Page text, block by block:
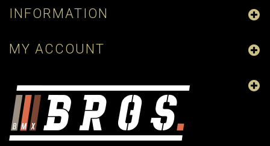
INFORMATION
MY ACCOUNT